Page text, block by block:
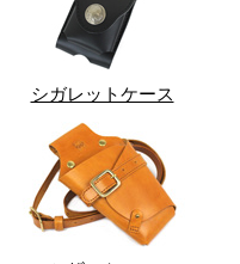
シガレットケース